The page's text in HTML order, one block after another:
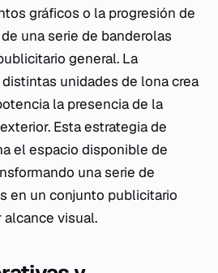
gráficos o la progresión de
una serie de banderolas
general. La
unidades de lona crea
la presencia de la
Esta estrategia de
el espacio disponible de
una serie de
en un conjunto publicitario
alcance visual.